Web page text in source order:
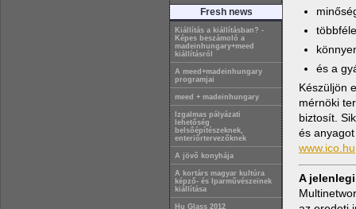
Fresh news
Kiállítás a kiállításban? -
Képes beszámoló a
madeinhungary+meed
kiállításról
A meed+madeinhungary
programjai
meed + madeinhungary
Izgalmas pályázati
lehetőség
belsőépítészeknek,
enteriőrtervezőknek
A jövő konyhája
A kortárs magyar kultúra
képző- és Iparművészeinek
kiállítása
Hu Glass 2012
és a
Készüljön
mérnöki
biztosít.
és
www.ico.hu
A